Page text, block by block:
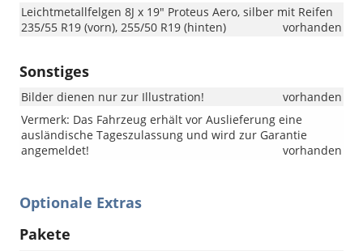
Leichtmetallfelgen 8J x 19" Proteus Aero, silber mit Reifen
235/55 R19 (vorn), 255/50 R19 (hinten)
vorhanden
Sonstiges
Bilder dienen nur zur Illustration!
vorhanden
Vermerk: Das Fahrzeug erhält vor Auslieferung eine
ausländische Tageszulassung und wird zur Garantie
angemeldet!
vorhanden
Optionale Extras
Pakete